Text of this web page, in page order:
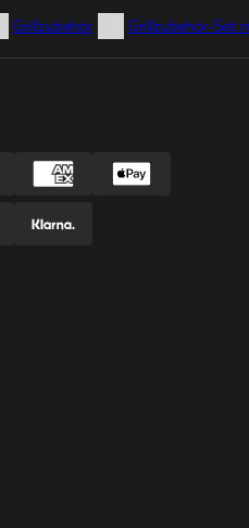
Grillzubehör Grillzubehör-Set